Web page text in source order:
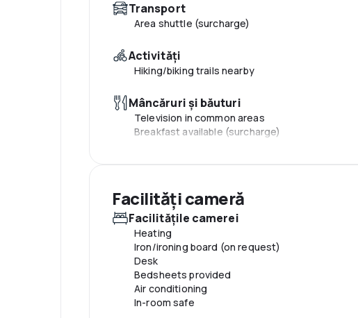
Transport
Area shuttle (surcharge)
Activităţi
Hiking/biking trails nearby
Mâncăruri și băuturi
Television in common areas
Breakfast available (surcharge)
Facilităţi cameră
Facilităţile camerei
Heating
Iron/ironing board (on request)
Desk
Bedsheets provided
Air conditioning
In-room safe